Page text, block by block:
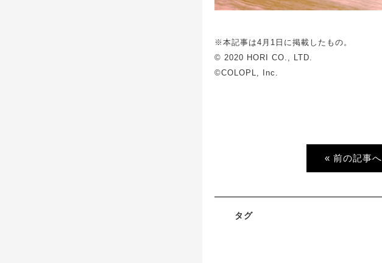
※本記事は4月1日に掲載したもの。
© 2020 HORI CO., LTD.
©COLOPL, Inc.
« 前の記事へ
タグ